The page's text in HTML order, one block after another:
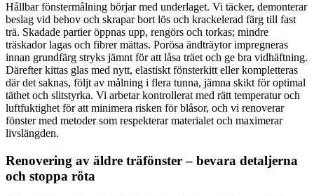
Hållbar fönstermålning börjar med underlaget. Vi täcker, demonterar
beslag vid behov och skrapar bort lös och krackelerad färg till fast
trä. Skadade partier öppnas upp, rengörs och torkas; mindre
träskador lagas och fibrer mättas. Porösa ändträytor impregneras
innan grundfärg stryks jämnt för att låsa träet och ge bra vidhäftning.
Därefter kittas glas med nytt, elastiskt fönsterkitt eller kompletteras
där det saknas, följt av målning i flera tunna, jämna skikt för optimal
täthet och slitstyrka. Vi arbetar kontrollerat med rätt temperatur och
luftfuktighet för att minimera risken för blåsor, och vi renoverar
fönster med metoder som respekterar materialet och maximerar
livslängden.
Renovering av äldre träfönster – bevara detaljerna
och stoppa röta